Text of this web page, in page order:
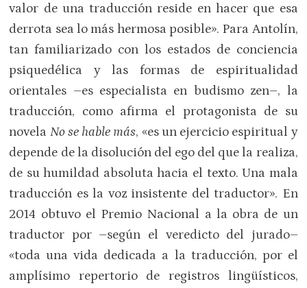
valor de una traducción reside en hacer que esa
derrota sea lo más hermosa posible». Para Antolín,
tan familiarizado con los estados de conciencia
psiquedélica y las formas de espiritualidad
orientales –es especialista en budismo zen–, la
traducción, como afirma el protagonista de su
novela No se hable más, «es un ejercicio espiritual y
depende de la disolución del ego del que la realiza,
de su humildad absoluta hacia el texto. Una mala
traducción es la voz insistente del traductor». En
2014 obtuvo el Premio Nacional a la obra de un
traductor por –según el veredicto del jurado–
«toda una vida dedicada a la traducción, por el
amplísimo repertorio de registros lingüísticos,